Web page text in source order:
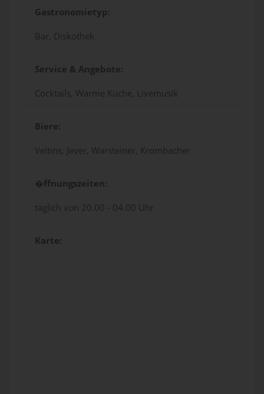
Gastronomietyp:
Bar, Diskothek
Service & Angebote:
Cocktails, Warme Küche, Livemusik
Biere:
Veltins, Jever, Warsteiner, Krombacher
�ffnungszeiten:
täglich von 20.00 - 04.00 Uhr
Karte: